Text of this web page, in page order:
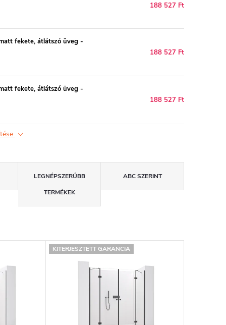
188 527 Ft
fekete, átlátszó üveg -
188 527 Ft
fekete, átlátszó üveg -
188 527 Ft
LEGNÉPSZERŰBB
TERMÉKEK
ABC SZERINT
KITERJESZTETT GARANCIA